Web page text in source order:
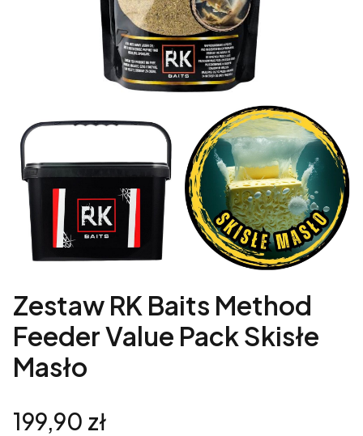
Zestaw RK Baits Method
Feeder Value Pack Skisłe
Masło
Cena
199,90 zł